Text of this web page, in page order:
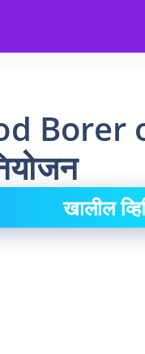
Borer
खालील